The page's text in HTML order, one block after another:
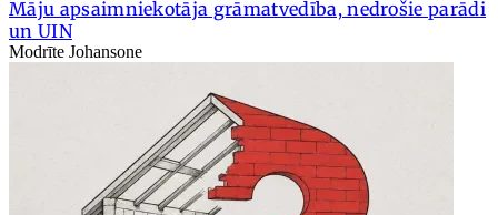
Māju apsaimniekotāja grāmatvedība, nedrošie parādi
un UIN
Modrīte Johansone